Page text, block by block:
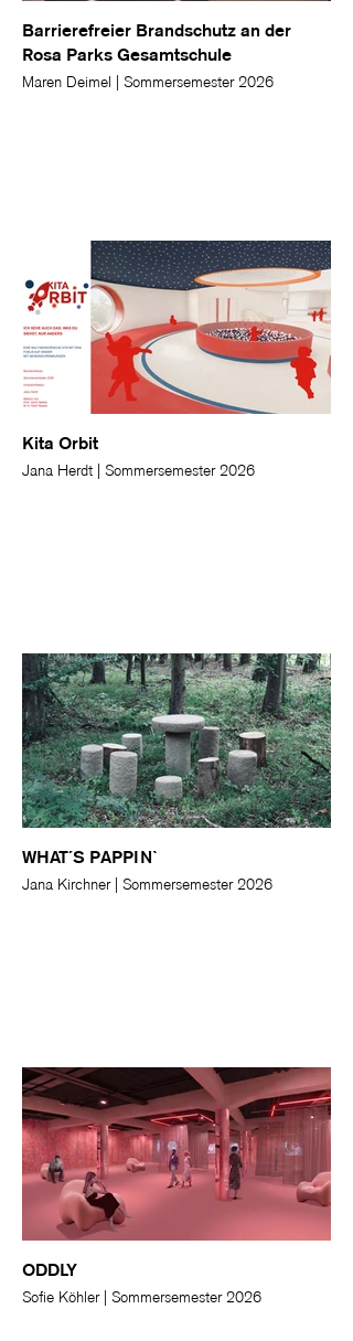
Barrierefreier Brandschutz an der
Rosa Parks Gesamtschule
Maren Deimel | Sommersemester 2026
Kita Orbit
Jana Herdt | Sommersemester 2026
WHAT´S PAPPIN`
Jana Kirchner | Sommersemester 2026
ODDLY
Sofie Köhler | Sommersemester 2026